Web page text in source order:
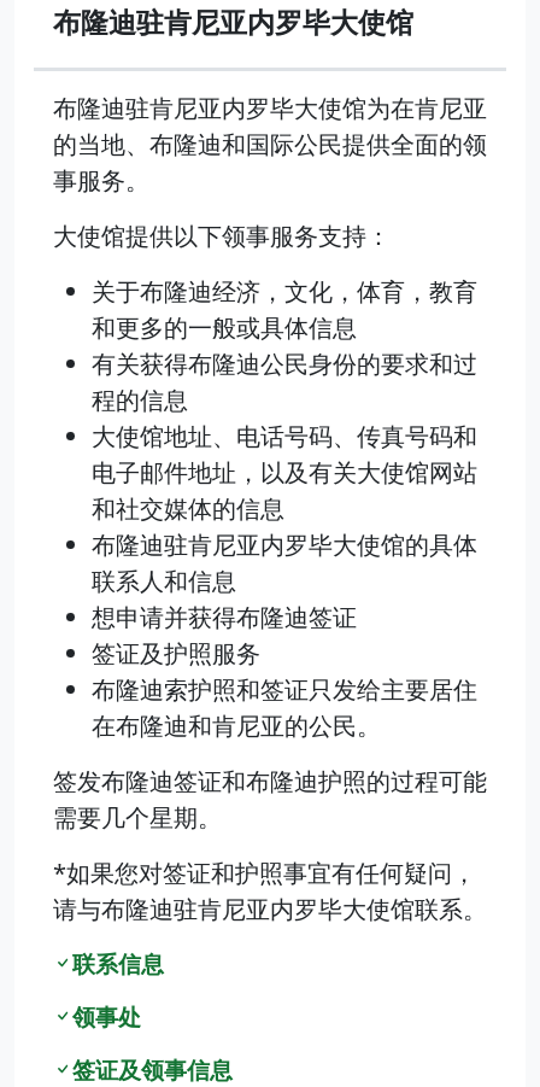
布隆迪驻肯尼亚内罗毕大使馆
布隆迪驻肯尼亚内罗毕大使馆为在肯尼亚
的当地、布隆迪和国际公民提供全面的领
事服务。
大使馆提供以下领事服务支持：
关于布隆迪经济，文化，体育，教育
和更多的一般或具体信息
有关获得布隆迪公民身份的要求和过
程的信息
大使馆地址、电话号码、传真号码和
电子邮件地址，以及有关大使馆网站
和社交媒体的信息
布隆迪驻肯尼亚内罗毕大使馆的具体
联系人和信息
想申请并获得布隆迪签证
签证及护照服务
布隆迪索护照和签证只发给主要居住
在布隆迪和肯尼亚的公民。
签发布隆迪签证和布隆迪护照的过程可能
需要几个星期。
*如果您对签证和护照事宜有任何疑问，
请与布隆迪驻肯尼亚内罗毕大使馆联系。
联系信息
领事处
签证及领事信息